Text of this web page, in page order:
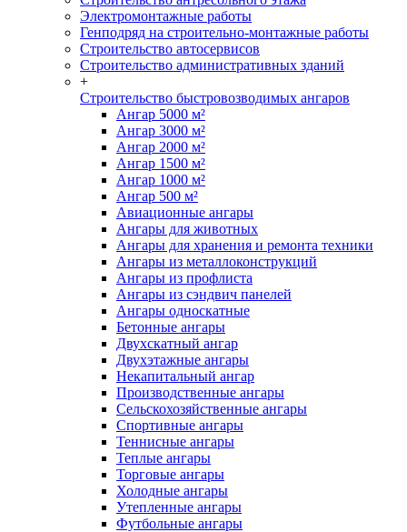
Электромонтажные работы
Генподряд на строительно-монтажные работы
Строительство автосервисов
Строительство административных зданий
+
Строительство быстровозводимых ангаров
Ангар 5000 м²
Ангар 3000 м²
Ангар 2000 м²
Ангар 1500 м²
Ангар 1000 м²
Ангар 500 м²
Авиационные ангары
Ангары для животных
Ангары для хранения и ремонта техники
Ангары из металлоконструкций
Ангары из профлиста
Ангары из сэндвич панелей
Ангары односкатные
Бетонные ангары
Двухскатный ангар
Двухэтажные ангары
Некапитальный ангар
Производственные ангары
Сельскохозяйственные ангары
Спортивные ангары
Теннисные ангары
Теплые ангары
Торговые ангары
Холодные ангары
Утепленные ангары
Футбольные ангары